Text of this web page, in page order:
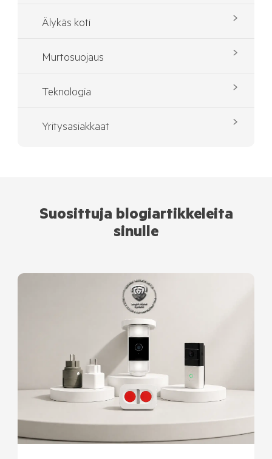
Älykäs koti
Murtosuojaus
Teknologia
Yritysasiakkaat
Suosittuja blogiartikkeleita
sinulle